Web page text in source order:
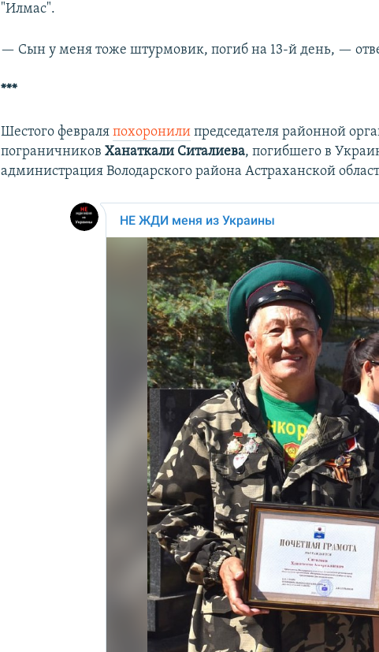
"Илмас".
— Сын у меня тоже штурмовик, погиб на 13-й день, —
***
Шестого февраля похоронили председателя районной
пограничников Ханаткали Ситалиева, погибшего в
администрация Володарского района Астраханской